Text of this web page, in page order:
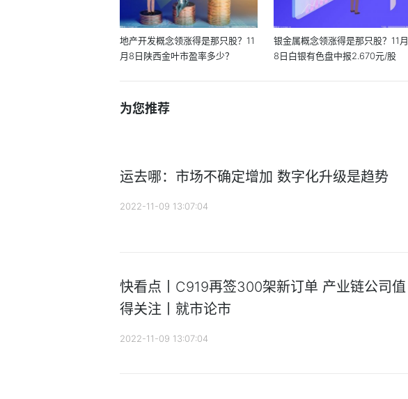
地产开发概念领涨得是那只股？11
月8日陕西金叶市盈率多少？
银金属概念领涨得是那只股？11月
8日白银有色盘中报2.670元/股
为您推荐
运去哪：市场不确定增加 数字化升级是趋势
2022-11-09 13:07:04
快看点丨C919再签300架新订单 产业链公司值
得关注丨就市论市
2022-11-09 13:07:04